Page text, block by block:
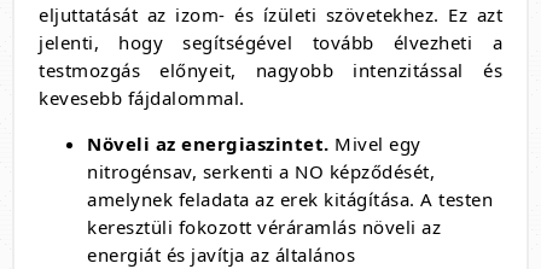
eljuttatását az izom- és ízületi szövetekhez. Ez azt
jelenti, hogy segítségével tovább élvezheti a
testmozgás előnyeit, nagyobb intenzitással és
kevesebb fájdalommal.
Növeli az energiaszintet. Mivel egy
nitrogénsav, serkenti a NO képződését,
amelynek feladata az erek kitágítása. A testen
keresztüli fokozott véráramlás növeli az
energiát és javítja az általános